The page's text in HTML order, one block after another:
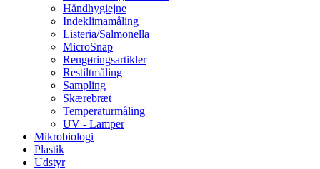
Håndhygiejne
Indeklimamåling
Listeria/Salmonella
MicroSnap
Rengøringsartikler
Restiltmåling
Sampling
Skærebræt
Temperaturmåling
UV - Lamper
Mikrobiologi
Plastik
Udstyr